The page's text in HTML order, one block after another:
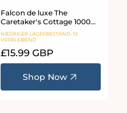
Falcon de luxe The
Caretaker's Cottage 1000
Piece Jigsaw Puzzle
NIEDRIGER LAGERBESTAND: 10
VERBLEIBEND
Normaler
Preis
£15.99 GBP
Shop Now